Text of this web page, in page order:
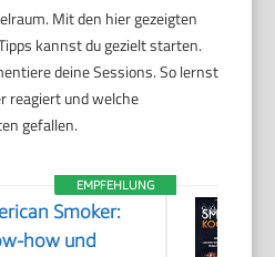
Mit den hier gezeigten
kannst du gezielt starten.
deine Sessions. So lernst
reagiert und welche
gefallen.
EMPFEHLUNG
Smoker:
how und